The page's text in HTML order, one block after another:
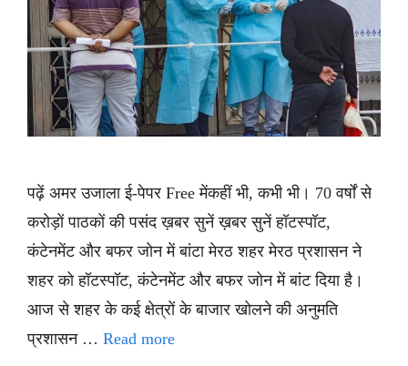
पढ़ें अमर उजाला ई-पेपर Free मेंकहीं भी, कभी भी। 70 वर्षों से
करोड़ों पाठकों की पसंद ख़बर सुनें ख़बर सुनें हॉटस्पॉट,
कंटेनमेंट और बफर जोन में बांटा मेरठ शहर मेरठ प्रशासन ने
शहर को हॉटस्पॉट, कंटेनमेंट और बफर जोन में बांट दिया है।
आज से शहर के कई क्षेत्रों के बाजार खोलने की अनुमति
प्रशासन … Read more